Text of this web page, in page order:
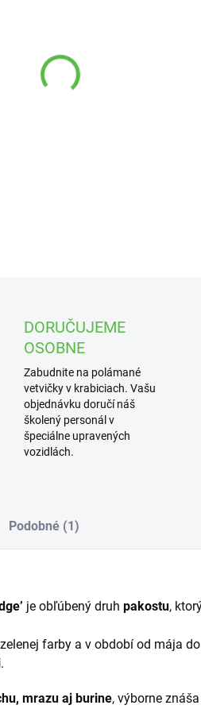
DORUČUJEME
OSOBNE
Zabudnite na polámané
vetvičky v krabiciach. Vašu
objednávku doručí náš
školený personál v
špeciálne upravených
vozidlách.
Podobné (1)
je obľúbený druh pakostu,
farby a v období od mája
.
mrazu aj burine, výborne